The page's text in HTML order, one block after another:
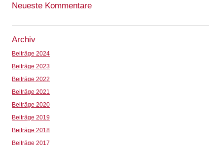
Neueste Kommentare
Archiv
Beiträge 2024
Beiträge 2023
Beiträge 2022
Beiträge 2021
Beiträge 2020
Beiträge 2019
Beiträge 2018
Beiträge 2017